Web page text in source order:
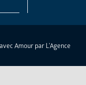
Amour par L'Agence